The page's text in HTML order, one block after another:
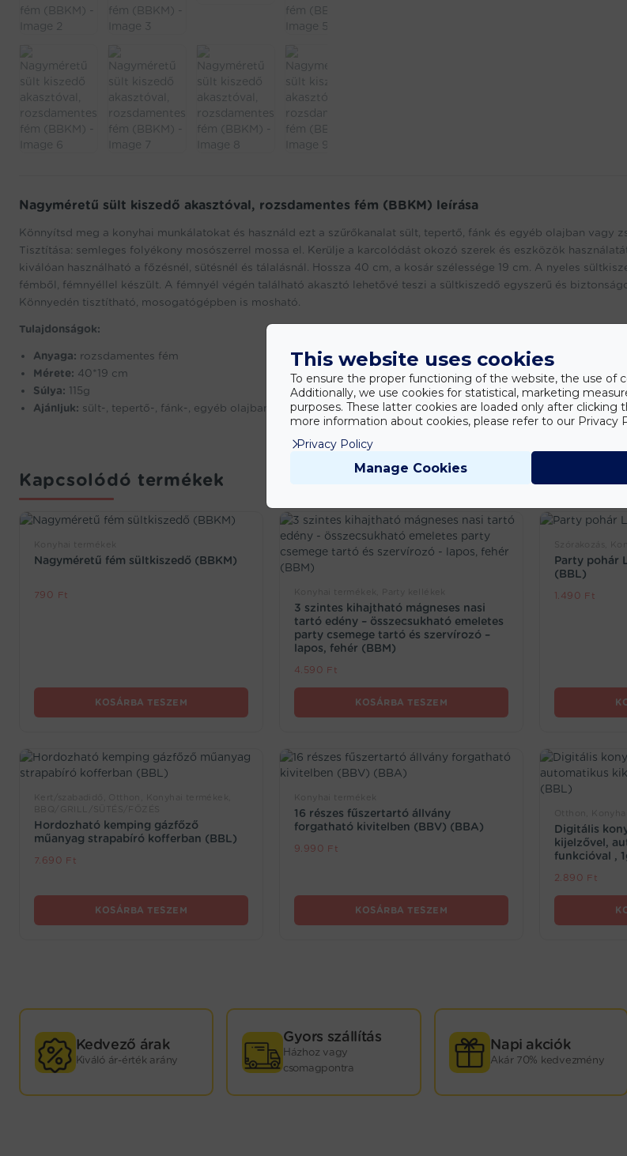
Nagyméretű sült kiszedő akasztóval, rozsdamentes fém (BBKM) leírása
Könnyítsd meg a konyhai munkálatokat és használd ezt a szűrőkanalat sült, tepertő, fánk és egyéb olajban vagy
Tisztítása: semleges folyékony mosószerrel mossa el. Kerülje a karcolódást okozó szerek és eszközök
kiválóan használható a főzésnél, sütésnél és tálalásnál. Hossza 40 cm, a kosár szélessége 19 cm. A nyeles
fémből, fémnyéllel készült. A fémnyél végén található akasztó lehetővé teszi a sültkiszedő egyszerű és
Könnyedén tisztítható, mosogatógépben is mosható.
Tulajdonságok:
Anyaga: rozsdamentes fém
Mérete: 40*19 cm
Súlya: 115g
Ajánljuk: sült-, tepertő-, fánk-, egyéb olajban vagy zsírban sült ételekhez, disznóvágásra
Kapcsolódó termékek
Nagyméretű fém sültkiszedő (BBKM)
790 Ft
KOSÁRBA TESZEM
3 szintes kihajtható mágneses nasi
tartó edény – összecsukható emeletes
party csemege tartó és szervírozó –
lapos, fehér (BBM)
4.590 Ft
KOSÁRBA TESZEM
Party pohár
(BBL)
1.490 Ft
Hordozható kemping gázfőző
műanyag strapabíró kofferban (BBL)
7.690 Ft
KOSÁRBA TESZEM
16 részes fűszertartó állvány
forgatható kivitelben (BBV) (BBA)
9.990 Ft
KOSÁRBA TESZEM
Digitális
kijelzővel,
funkcióval ,
2.890 Ft
GYORS
KISZÁLLÍTÁS!
Kedvező árak
Kiváló ár-érték arány
Gyors szállítás
Házhoz vagy
csomagpontra
Napi akciók
Akár 70% kedvezmény
This website uses cookies
To ensure the proper functioning of the website, the use of
Additionally, we use cookies for statistical, marketing
purposes. These latter cookies are loaded only after clicking
more information about cookies, please refer to our Privacy
Privacy Policy
Manage Cookies